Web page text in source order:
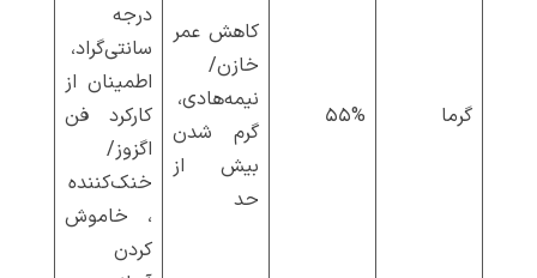
گرما ۵۵%
کاهش عمر
خازن/
نیمه‌هادی،
گرم شدن
بیش از
حد
درجه
سانتی‌گراد،
اطمینان از
کارکرد فن
اگزوز/
خنک‌کننده
، خاموش
کردن